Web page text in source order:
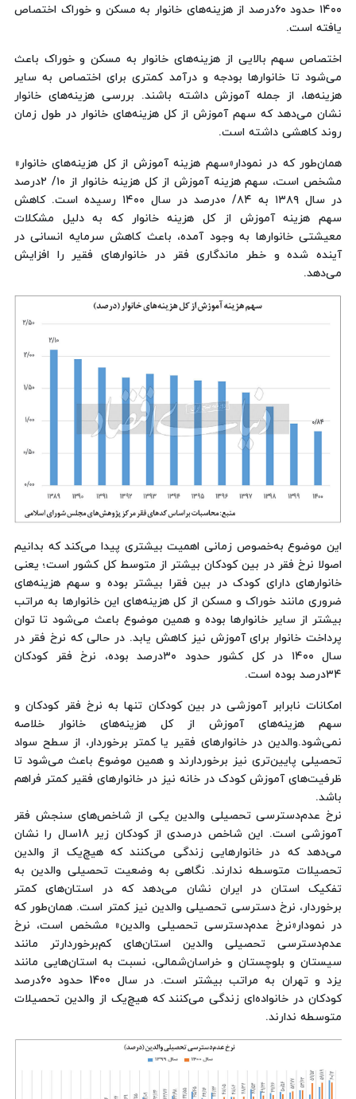
۱۴۰۰ حدود ۶۰‌درصد از هزینه‌های خانوار به مسکن و خوراک اختصاص
یافته است.
اختصاص سهم بالایی از هزینه‌های خانوار به مسکن و خوراک باعث
می‌شود تا خانوارها بودجه و درآمد کمتری برای اختصاص به سایر
هزینه‌ها، از جمله آموزش داشته باشند. بررسی‌ هزینه‌های خانوار
نشان می‌دهد که سهم آموزش از کل هزینه‌های خانوار در طول زمان
روند کاهشی داشته است.
همان‌طور که در نمودار«سهم هزینه آموزش از کل هزینه‌های خانوار»
مشخص است، سهم هزینه‌ آموزش از کل هزینه خانوار از ۱۰/ ۲‌درصد
در سال ۱۳۸۹ به ۸۴/ ۰‌درصد در سال ۱۴۰۰ رسیده است. کاهش
سهم هزینه‌ آموزش از کل هزینه‌ خانوار که به دلیل مشکلات
معیشتی خانوارها به وجود آمده، باعث کاهش سرمایه انسانی در
آینده شده و خطر ماندگاری فقر در خانوارهای فقیر را افزایش
می‌دهد.
این موضوع به‌خصوص زمانی اهمیت بیشتری پیدا می‌کند که بدانیم
اصولا نرخ فقر در بین کودکان بیشتر از متوسط کل کشور است؛ یعنی
خانوارهای دارای کودک در بین فقرا بیشتر بوده و سهم هزینه‌های
ضروری مانند خوراک و مسکن از کل هزینه‌های این خانوارها به مراتب
بیشتر از سایر خانوارها بوده و همین موضوع باعث می‌شود تا توان
پرداخت خانوار برای آموزش نیز کاهش یابد. در حالی که نرخ فقر در
سال ۱۴۰۰ در کل کشور حدود ۳۰‌درصد بوده، نرخ فقر کودکان
۳۴‌درصد بوده است.
امکانات نابرابر آموزشی در بین کودکان تنها به نرخ فقر کودکان و
سهم هزینه‌های آموزش از کل هزینه‌های خانوار خلاصه
نمی‌شود.والدین در خانوارهای فقیر یا کمتر برخوردار، از سطح سواد
تحصیلی پایین‌تری نیز برخوردارند و همین موضوع باعث می‌شود تا
ظرفیت‌های آموزش کودک در خانه نیز در خانوارهای فقیر کمتر فراهم
باشد.
نرخ عدم‌دسترسی تحصیلی والدین یکی از شاخص‌های سنجش فقر
آموزشی است. این شاخص درصدی از کودکان زیر 18سال را نشان
می‌دهد که در خانوارهایی زندگی می‌کنند که هیچ‌یک از والدین
تحصیلات متوسطه ندارند. نگاهی به وضعیت تحصیلی والدین به
تفکیک استان در ایران نشان می‌دهد که در استان‌های کمتر
برخوردار، نرخ دسترسی تحصیلی والدین نیز کمتر است. همان‌طور که
در نمودار«نرخ عدم‌دسترسی تحصیلی والدین» مشخص است، نرخ
عدم‌دسترسی تحصیلی والدین استان‌های کم‌برخوردارتر مانند
سیستان و بلوچستان و خراسان‌شمالی، نسبت به استان‌هایی مانند
یزد و تهران به مراتب بیشتر است. در سال 1400 حدود 60‌درصد
کودکان در خانواده‌ای زندگی می‌کنند که هیچ‌یک از والدین تحصیلات
متوسطه ندارند.